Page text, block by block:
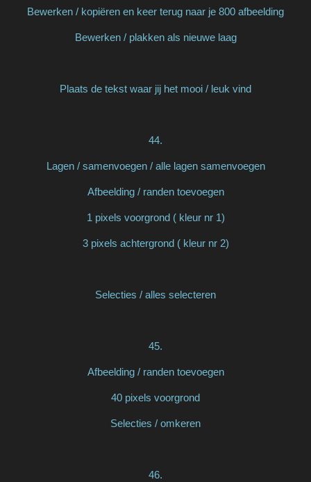
Bewerken / kopiëren en keer terug naar je 800 afbeelding
Bewerken / plakken als nieuwe laag
Plaats de tekst waar jij het mooi / leuk vind
44.
Lagen / samenvoegen / alle lagen samenvoegen
Afbeelding / randen toevoegen
1 pixels voorgrond ( kleur nr 1)
3 pixels achtergrond ( kleur nr 2)
Selecties / alles selecteren
45.
Afbeelding / randen toevoegen
40 pixels voorgrond
Selecties / omkeren
46.